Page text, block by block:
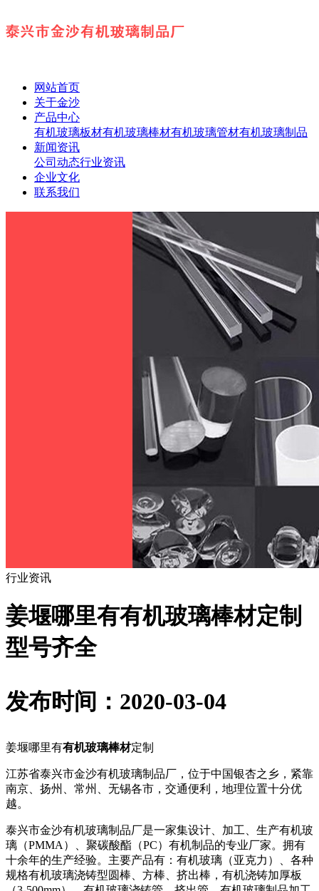
网站首页
关于金沙
产品中心
有机玻璃板材有机玻璃棒材有机玻璃管材有机玻璃制品
新闻资讯
公司动态行业资讯
企业文化
联系我们
行业资讯
姜堰哪里有有机玻璃棒材定制
型号齐全
发布时间：2020-03-04
姜堰哪里有有机玻璃棒材定制
江苏省泰兴市金沙有机玻璃制品厂，位于中国银杏之乡，紧靠
南京、扬州、常州、无锡各市，交通便利，地理位置十分优
越。
泰兴市金沙有机玻璃制品厂是一家集设计、加工、生产有机玻
璃（PMMA）、聚碳酸酯（PC）有机制品的专业厂家。拥有
十余年的生产经验。主要产品有：有机玻璃（亚克力）、各种
规格有机玻璃浇铸型圆棒、方棒、挤出棒，有机浇铸加厚板